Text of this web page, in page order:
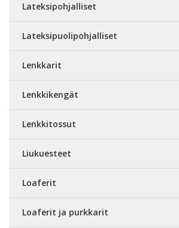
Lateksipohjalliset
Lateksipuolipohjalliset
Lenkkarit
Lenkkikengät
Lenkkitossut
Liukuesteet
Loaferit
Loaferit ja purkkarit